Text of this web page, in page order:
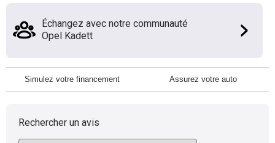
Échangez avec notre communauté
Opel Kadett
Simulez votre financement Assurez votre auto
Rechercher un avis